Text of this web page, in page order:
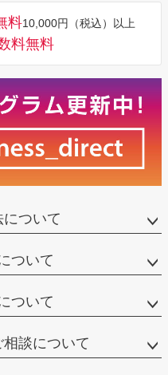
料10,000円（税込）以上
料無料
ついて
ついて
ついて
談について